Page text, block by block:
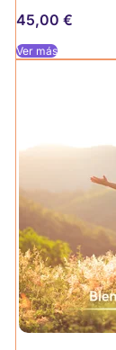
45,00 €
Ver más